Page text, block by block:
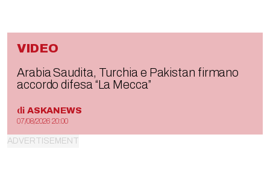
VIDEO
Arabia Saudita, Turchia e Pakistan firmano
accordo difesa “La Mecca”
di ASKANEWS
07/08/2026 20:00